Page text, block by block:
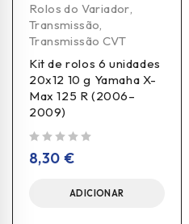
Rolos do Variador,
Transmissão,
Transmissão CVT
Kit de rolos 6 unidades
20x12 10 g Yamaha X-
Max 125 R (2006–
2009)
8,30 €
ADICIONAR